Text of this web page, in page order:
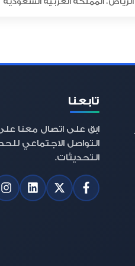
تابعنا
ابق على اتصال معنا
التواصل الاجتماعي
التحديثات.